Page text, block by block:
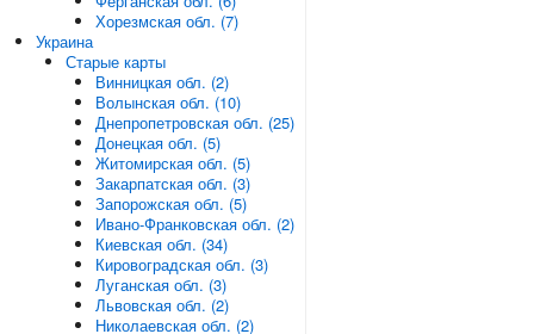
Хорезмская обл. (7)
Украина
Старые карты
Винницкая обл. (2)
Волынская обл. (10)
Днепропетровская обл. (25)
Донецкая обл. (5)
Житомирская обл. (5)
Закарпатская обл. (3)
Запорожская обл. (5)
Ивано-Франковская обл. (2)
Киевская обл. (34)
Кировоградская обл. (3)
Луганская обл. (3)
Львовская обл. (2)
Николаевская обл. (2)